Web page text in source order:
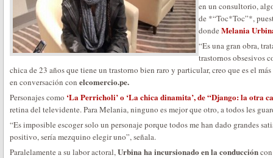
en un consultorio,
de *“Toc*Toc”*,
donde Melania
“Es una gran obra,
trastornos obsesivos
chica de 23 años que tiene un trastorno bien raro y particular, creo que es el
en conversación con elcomercio.pe.
Personajes como ‘La Perricholi’ o ‘La chica dinamita’, de “Django: la otra
retina del televidente. Para Melania, ninguno es mejor que otro, a todos les
“Es imposible escoger solo un personaje porque todos me han dado grandes
positivo, sería mezquino elegir uno”, señala.
Paralelamente a su labor actoral,Urbina ha incursionado en la conducción